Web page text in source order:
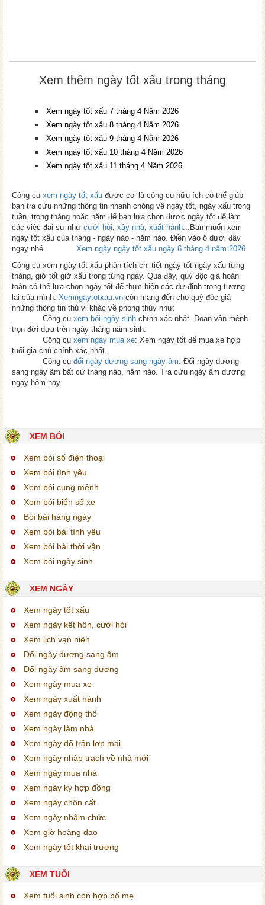
Xem thêm ngày tốt xấu trong tháng
Xem ngày tốt xấu 7 tháng 4 Năm 2026
Xem ngày tốt xấu 8 tháng 4 Năm 2026
Xem ngày tốt xấu 9 tháng 4 Năm 2026
Xem ngày tốt xấu 10 tháng 4 Năm 2026
Xem ngày tốt xấu 11 tháng 4 Năm 2026
Công cụ xem ngày tốt xấu được coi là công cụ hữu ích có thể giúp
bạn tra cứu những thông tin nhanh chóng về ngày tốt, ngày xấu trong
tuần, trong tháng hoặc năm để bạn lựa chọn được ngày tốt để làm
các việc đại sự như cưới hỏi, xây nhà, xuất hành...Bạn muốn xem
ngày tốt xấu của tháng - ngày nào - năm nào. Điền vào ô dưới đây
ngay nhé.
Xem ngày ngày tốt xấu ngày 6 tháng 4 năm 2026
Công cụ xem ngày tốt xấu phân tích chi tiết ngày tốt ngày xấu từng
tháng, giờ tốt giờ xấu trong từng ngày. Qua đây, quý độc giả hoàn
toàn có thể lựa chọn ngày tốt để thực hiện các dự định trong tương
lai của mình. Xemngaytotxau.vn còn mang đến cho quý độc giả
những thông tin thú vị khác về phong thủy như:
Công cụ xem bói ngày sinh chính xác nhất. Đoạn vận mệnh
trọn đời dựa trên ngày tháng năm sinh.
Công cụ xem ngày mua xe: Xem ngày tốt để mua xe hợp
tuổi gia chủ chính xác nhất.
Công cụ đổi ngày dương sang ngày âm: Đổi ngày dương
sang ngày âm bất cứ tháng nào, năm nào. Tra cứu ngày âm dương
ngay hôm nay.
XEM BÓI
Xem bói số điện thoại
Xem bói tình yêu
Xem bói cung mệnh
Xem bói biển số xe
Bói bài hàng ngày
Xem bói bài tình yêu
Xem bói bài thời vận
Xem bói ngày sinh
XEM NGÀY
Xem ngày tốt xấu
Xem ngày kết hôn, cưới hỏi
Xem lịch vạn niên
Đổi ngày dương sang âm
Đổi ngày âm sang dương
Xem ngày mua xe
Xem ngày xuất hành
Xem ngày động thổ
Xem ngày làm nhà
Xem ngày đổ trần lợp mái
Xem ngày nhập trạch về nhà mới
Xem ngày mua nhà
Xem ngày ký hợp đồng
Xem ngày chôn cất
Xem ngày nhậm chức
Xem giờ hoàng đạo
Xem ngày tốt khai trương
XEM TUỔI
Xem tuổi sinh con hợp bố mẹ